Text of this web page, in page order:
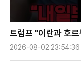
트럼프 "이란과 호
2026-08-02 23:54:36